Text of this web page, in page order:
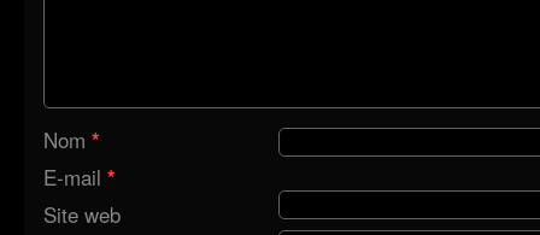
Nom *
E-mail *
Site web